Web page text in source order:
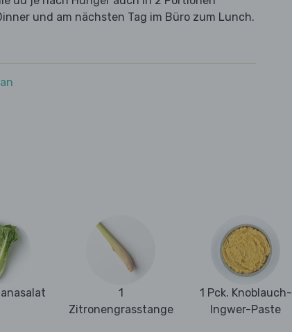
und am nächsten Tag im Büro zum Lunch.
1
Zitronengrasstange
1 Pck. Knoblauch-
Ingwer-Paste